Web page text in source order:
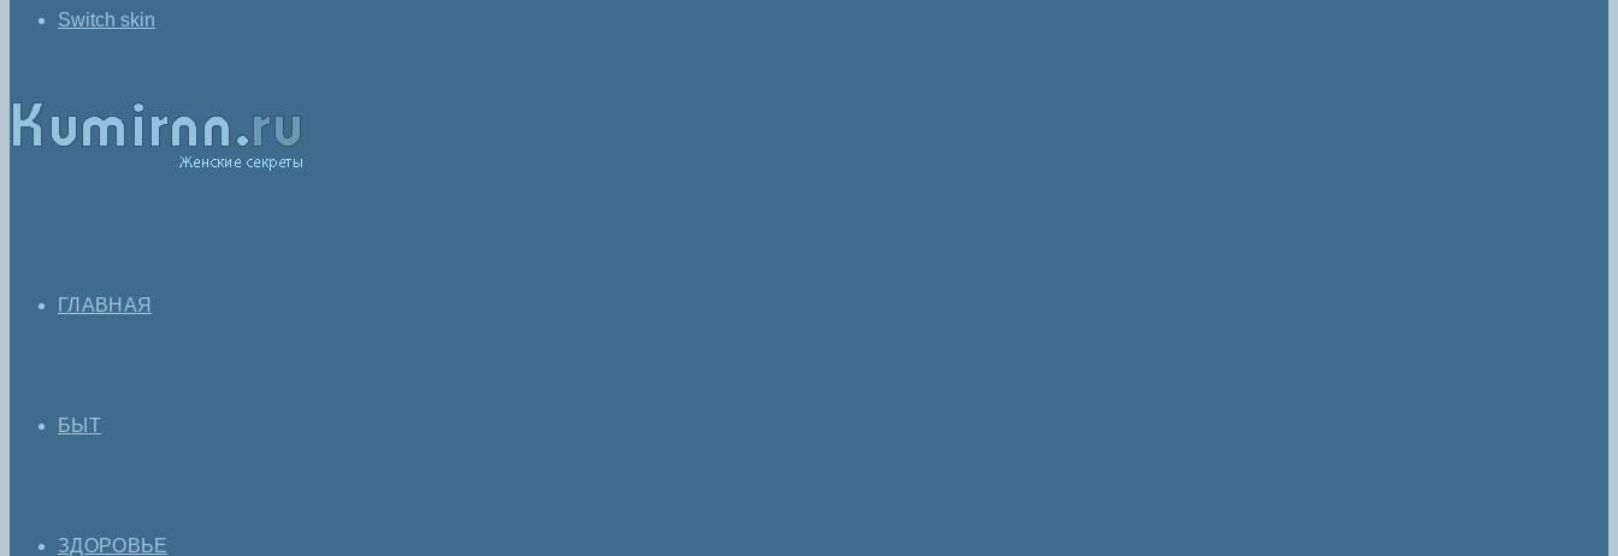
Switch skin
ГЛАВНАЯ
БЫТ
ЗДОРОВЬЕ